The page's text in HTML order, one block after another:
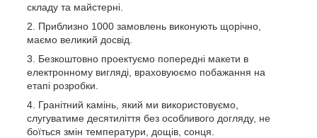
складу та майстерні.
Приблизно 1000 замовлень виконують щорічно,
маємо великий досвід.
Безкоштовно проектуємо попередні макети в
електронному вигляді, враховуюємо побажання на
етапі розробки.
Гранітний камінь, який ми використовуємо,
слугуватиме десятиліття без особливого догляду, не
боїться змін температури, дощів, сонця.